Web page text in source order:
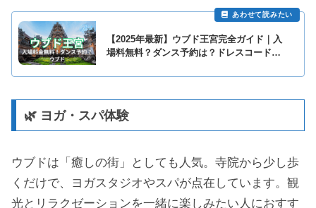
【2025年最新】ウブド王宮完全ガイド｜入
場料無料？ダンス予約は？ドレスコードま
🌿 ヨガ・スパ体験
ウブドは「癒しの街」としても人気。寺院から少し歩
くだけで、ヨガスタジオやスパが点在しています。観
光とリラクゼーションを一緒に楽しみたい人におすす